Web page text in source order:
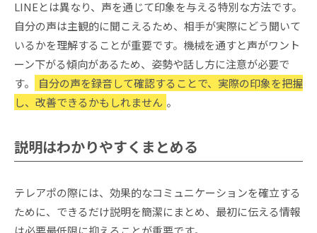
LINEとは異なり、声を通じて印象を与える特別な方法です。
自分の声は主観的に聞こえるため、相手が実際にどう聞いて
いるかを理解することが重要です。機械を通すと声がワント
ーン下がる傾向があるため、姿勢や話し方に注意が必要で
す。
自分の声を録音して確認することで、実際の印象を把握
し、改善できるかもしれません 。
説明はわかりやすくまとめる
テレアポの際には、効果的なコミュニケーションを確立する
ために、できるだけ説明を簡潔にまとめ、最初に伝える情報